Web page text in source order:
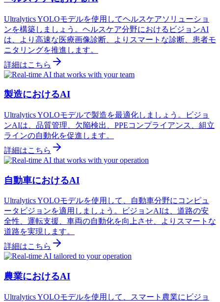
Ultralytics YOLOモデルを使用してヘルスケアソリューショ
ンを構築しましょう。ヘルスケア分野におけるビジョンAI
は、より高速な医療画像診断、よりスマートな診断、患者モ
ニタリングを推進します。
詳細はこちら
製造におけるAI
Ultralytics YOLOモデルで製造を最適化しましょう。ビジョ
ンAIは、品質管理、欠陥検出、PPEコンプライアンス、組立
ラインの自動化を促進します。
詳細はこちら
自動車におけるAI
Ultralytics YOLOモデルを使用して、自動車分野にコンピュ
ータビジョンを適用しましょう。ビジョンAIは、道路の安
全性、運転支援、車両の自動化を向上させ、よりスマートな
道路を実現します。
詳細はこちら
農業におけるAI
Ultralytics YOLOモデルを使用して、スマート農業にビジョ